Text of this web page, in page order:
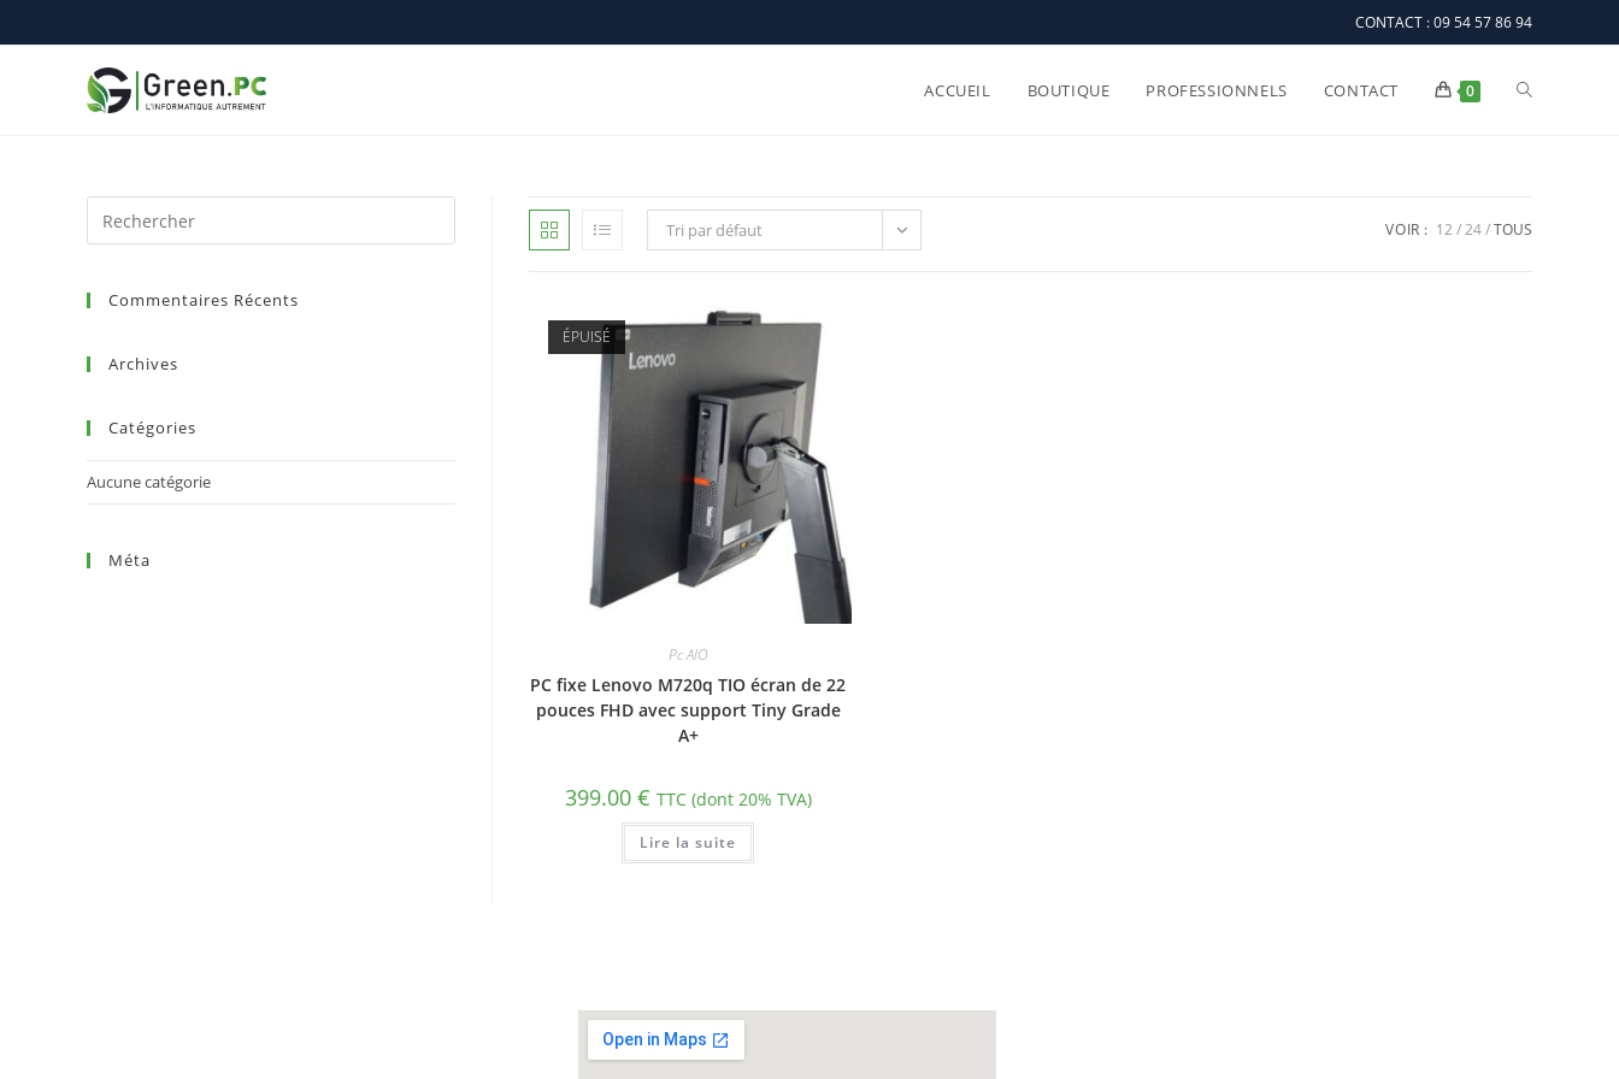
CONTACT : 09 54 57 86 94
ACCUEIL BOUTIQUE PROFESSIONNELS CONTACT 0
Tri par défaut VOIR : 12 24 TOUS
ÉPUISÉ
Pc AIO
PC fixe Lenovo M720q TIO écran de 22
pouces FHD avec support Tiny Grade
A+
399.00 € TTC (dont 20% TVA)
Lire la suite
Commentaires Récents
Archives
Catégories
Aucune catégorie
Méta